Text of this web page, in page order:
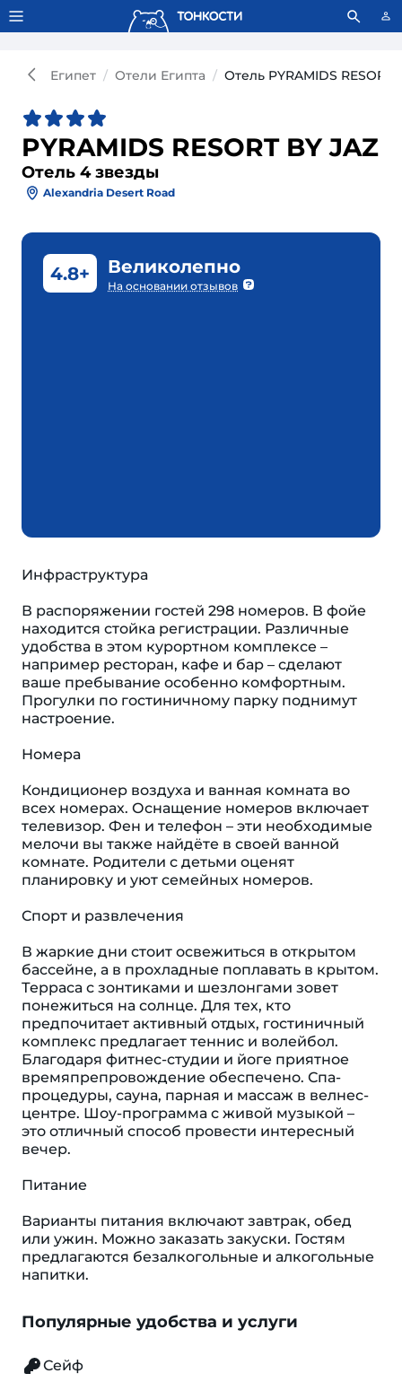
Тонкости используют сookie-файлы. Что это значит?
Египет Отели Египта Отель PYRAMIDS RESORT
PYRAMIDS RESORT BY JAZ
Отель 4 звезды
Alexandria Desert Road
4.8+ Великолепно
На основании отзывов
Инфраструктура
В распоряжении гостей 298 номеров. В фойе
находится стойка регистрации. Различные
удобства в этом курортном комплексе –
например ресторан, кафе и бар – сделают
ваше пребывание особенно комфортным.
Прогулки по гостиничному парку поднимут
настроение.
Номера
Кондиционер воздуха и ванная комната во
всех номерах. Оснащение номеров включает
телевизор. Фен и телефон – эти необходимые
мелочи вы также найдёте в своей ванной
комнате. Родители с детьми оценят
планировку и уют семейных номеров.
Спорт и развлечения
В жаркие дни стоит освежиться в открытом
бассейне, а в прохладные поплавать в крытом.
Терраса с зонтиками и шезлонгами зовет
понежиться на солнце. Для тех, кто
предпочитает активный отдых, гостиничный
комплекс предлагает теннис и волейбол.
Благодаря фитнес-студии и йоге приятное
времяпрепровождение обеспечено. Спа-
процедуры, сауна, парная и массаж в велнес-
центре. Шоу-программа с живой музыкой –
это отличный способ провести интересный
вечер.
Питание
Варианты питания включают завтрак, обед
или ужин. Можно заказать закуски. Гостям
предлагаются безалкогольные и алкогольные
напитки.
Популярные удобства и услуги
Сейф